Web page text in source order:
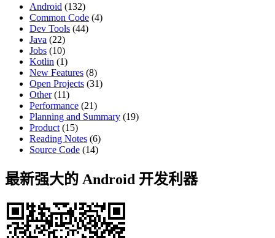
Android (132)
Common Code (4)
Dev Tools (44)
Java (22)
Jobs (10)
Kotlin (1)
New Features (8)
Open Projects (31)
Other(11)
Performance (21)
Planning and Summary (19)
Product (15)
Reading Notes (6)
Source Code (14)
最新强大的 Android 开发利器